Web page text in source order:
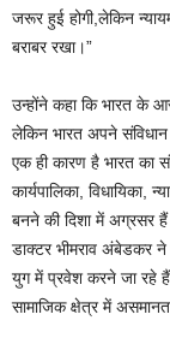
जरूर हुई होगी,लेकिन
बराबर रखा।”
उन्होंने कहा कि भारत के
लेकिन भारत अपने
एक ही कारण है भारत का
कार्यपालिका,
बनने की दिशा में अग्रसर
डाक्टर भीमराव अंबेडकर ने
युग में प्रवेश करने जा रहे हैं
सामाजिक क्षेत्र में